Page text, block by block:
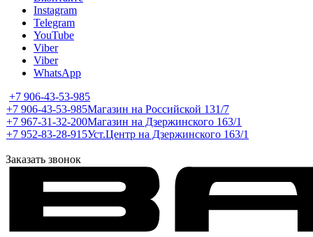
Instagram
Telegram
YouTube
Viber
Viber
WhatsApp
+7 906-43-53-985
+7 906-43-53-985Магазин на Российской 131/7
+7 967-31-32-200Магазин на Дзержинского 163/1
+7 952-83-28-915Уст.Центр на Дзержинского 163/1
Заказать звонок